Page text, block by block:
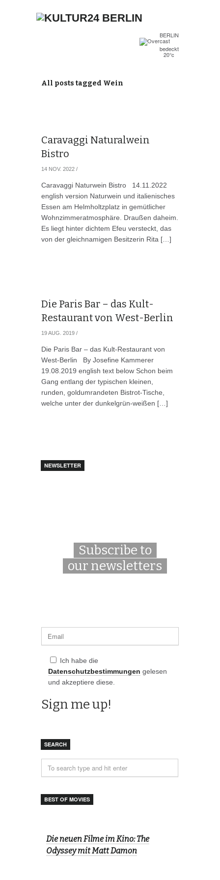
BERLIN
bedeckt
20°c
All posts tagged Wein
Caravaggi Naturalwein
Bistro
14 NOV. 2022 /
Caravaggi Naturwein Bistro 14.11.2022
english version Naturwein und italienisches
Essen am Helmholtzplatz in gemütlicher
Wohnzimmeratmosphäre. Draußen daheim.
Es liegt hinter dichtem Efeu versteckt, das
von der gleichnamigen Besitzerin Rita […]
Die Paris Bar – das Kult-
Restaurant von West-Berlin
19 AUG. 2019 /
Die Paris Bar – das Kult-Restaurant von
West-Berlin By Josefine Kammerer
19.08.2019 english text below Schon beim
Gang entlang der typischen kleinen,
runden, goldumrandeten Bistrot-Tische,
welche unter der dunkelgrün-weißen […]
NEWSLETTER
Subscribe to
our newsletters
Ich habe die
Datenschutzbestimmungen gelesen
und akzeptiere diese.
SEARCH
BEST OF MOVIES
Die neuen Filme im Kino: The
Odyssey mit Matt Damon